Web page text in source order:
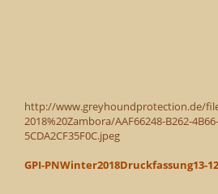
http://www.greyhoundprotection.de/
2018%20Zambora/AAF66248-B262-
5CDA2CF35F0C.jpeg
GPI-PNWinter2018Druckfassung13-